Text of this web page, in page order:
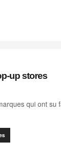
up stores
qui ont su